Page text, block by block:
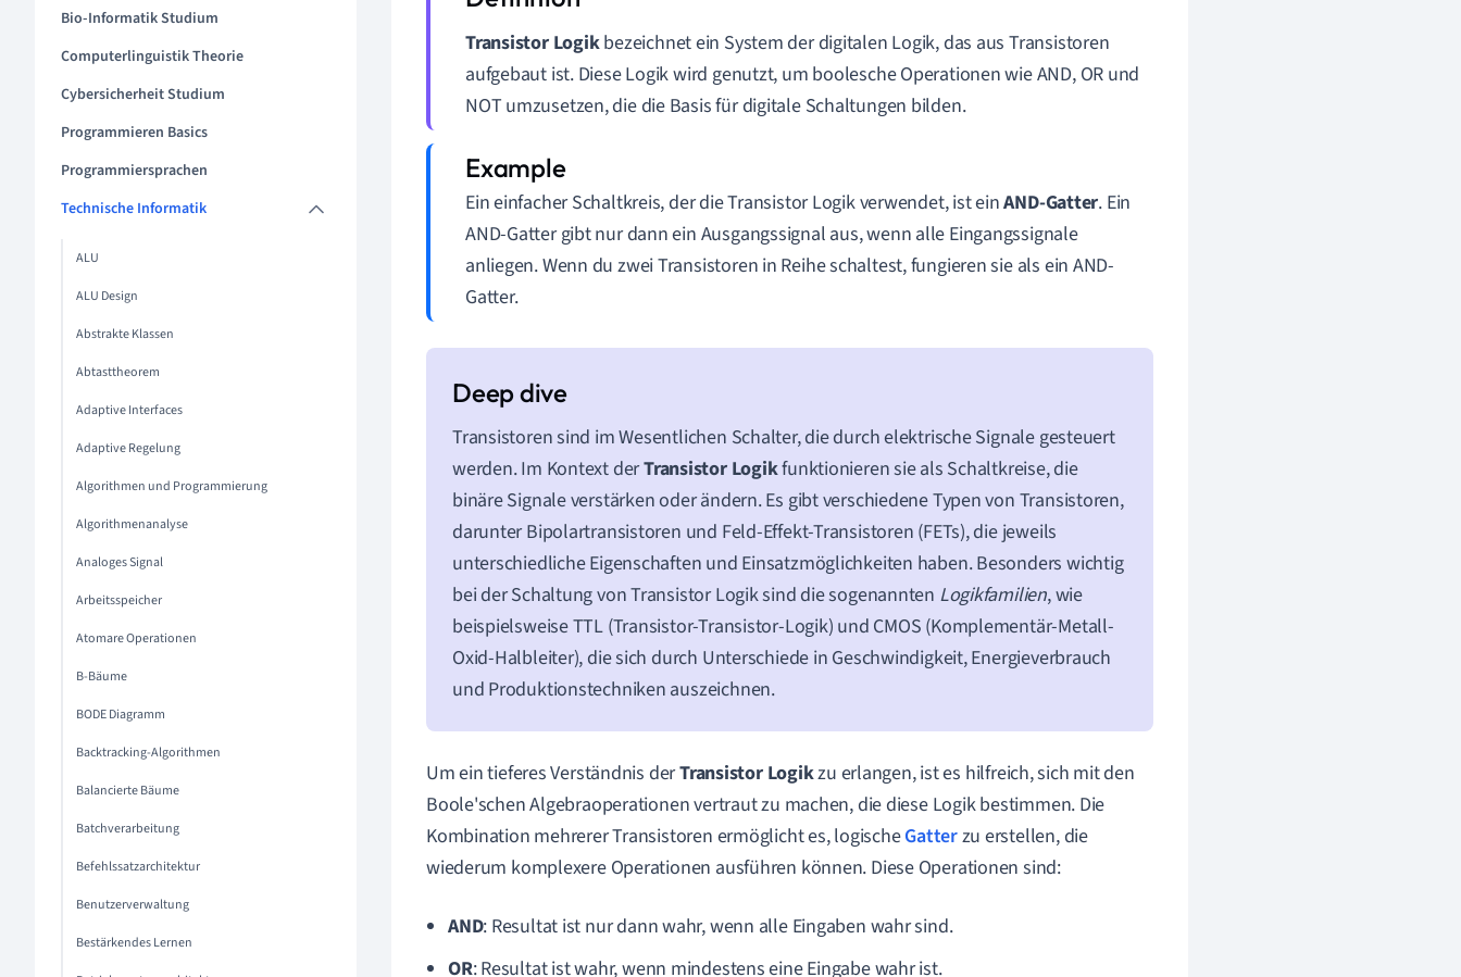
Bio-Informatik Studium
Computerlinguistik Theorie
Cybersicherheit Studium
Programmieren Basics
Programmiersprachen
Technische Informatik
ALU
ALU Design
Abstrakte Klassen
Abtasttheorem
Adaptive Interfaces
Adaptive Regelung
Algorithmen und Programmierung
Algorithmenanalyse
Analoges Signal
Arbeitsspeicher
Atomare Operationen
B-Bäume
BODE Diagramm
Backtracking-Algorithmen
Balancierte Bäume
Batchverarbeitung
Befehlssatzarchitektur
Benutzerverwaltung
Bestärkendes Lernen
Transistor Logikbezeichnet ein System der digitalen Logik, das aus Transistoren
aufgebaut ist. Diese Logik wird genutzt, um boolesche Operationen wie AND, OR und
NOT umzusetzen, die die Basis für digitale Schaltungen bilden.
Ein einfacher Schaltkreis, der die Transistor Logik verwendet, ist einAND-Gatter. Ein
AND-Gatter gibt nur dann ein Ausgangssignal aus, wenn alle Eingangssignale
anliegen. Wenn du zwei Transistoren in Reihe schaltest, fungieren sie als ein AND-
Gatter.
Transistoren sind im Wesentlichen Schalter, die durch elektrische Signale gesteuert
werden. Im Kontext derTransistor Logikfunktionieren sie als Schaltkreise, die
binäre Signale verstärken oder ändern. Es gibt verschiedene Typen von Transistoren,
darunter Bipolartransistoren und Feld-Effekt-Transistoren (FETs), die jeweils
unterschiedliche Eigenschaften und Einsatzmöglichkeiten haben. Besonders wichtig
bei der Schaltung von Transistor Logik sind die sogenannten Logikfamilien, wie
beispielsweise TTL (Transistor-Transistor-Logik) und CMOS (Komplementär-Metall-
Oxid-Halbleiter), die sich durch Unterschiede in Geschwindigkeit, Energieverbrauch
und Produktionstechniken auszeichnen.
Um ein tieferes Verständnis derTransistor Logikzu erlangen, ist es hilfreich, sich mit den
Boole'schen Algebraoperationen vertraut zu machen, die diese Logik bestimmen. Die
Kombination mehrerer Transistoren ermöglicht es, logischeGatterzu erstellen, die
wiederum komplexere Operationen ausführen können. Diese Operationen sind:
AND: Resultat ist nur dann wahr, wenn alle Eingaben wahr sind.
OR: Resultat ist wahr, wenn mindestens eine Eingabe wahr ist.